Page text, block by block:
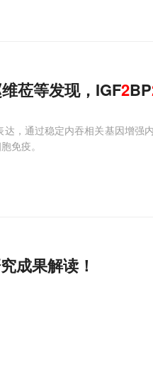
莅等发现，IGF2BP
达，通过稳定内吞相关基因增强
免疫。
成果解读！